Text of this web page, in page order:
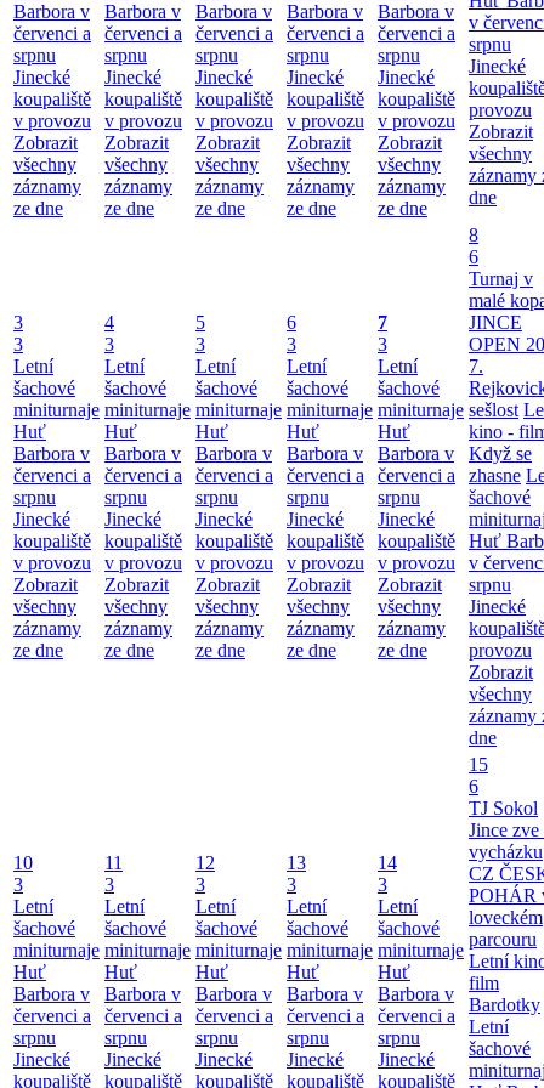
Barbora v
červenci a
srpnu
Jinecké
koupaliště
v provozu
Zobrazit
všechny
záznamy
ze dne
Barbora v
červenci a
srpnu
Jinecké
koupaliště
v provozu
Zobrazit
všechny
záznamy
ze dne
Barbora v
červenci a
srpnu
Jinecké
koupaliště
v provozu
Zobrazit
všechny
záznamy
ze dne
Barbora v
červenci a
srpnu
Jinecké
koupaliště
v provozu
Zobrazit
všechny
záznamy
ze dne
Barbora v
červenci a
srpnu
Jinecké
koupaliště
v provozu
Zobrazit
všechny
záznamy
ze dne
v
srpnu
Jinecké
provozu
Zobrazit
všechny
záznamy
dne
3
3
Letní
šachové
miniturnaje
Huť
Barbora v
červenci a
srpnu
Jinecké
koupaliště
v provozu
Zobrazit
všechny
záznamy
ze dne
4
3
Letní
šachové
miniturnaje
Huť
Barbora v
červenci a
srpnu
Jinecké
koupaliště
v provozu
Zobrazit
všechny
záznamy
ze dne
5
3
Letní
šachové
miniturnaje
Huť
Barbora v
červenci a
srpnu
Jinecké
koupaliště
v provozu
Zobrazit
všechny
záznamy
ze dne
6
3
Letní
šachové
miniturnaje
Huť
Barbora v
červenci a
srpnu
Jinecké
koupaliště
v provozu
Zobrazit
všechny
záznamy
ze dne
7
3
Letní
šachové
miniturnaje
Huť
Barbora v
červenci a
srpnu
Jinecké
koupaliště
v provozu
Zobrazit
všechny
záznamy
ze dne
8
6
Turnaj v
malé
JINCE
OPEN
7.
sešlost
kino -
Když se
zhasne
šachové
Huť
v
srpnu
Jinecké
provozu
Zobrazit
všechny
záznamy
dne
10
3
Letní
šachové
miniturnaje
Huť
Barbora v
červenci a
srpnu
Jinecké
koupaliště
11
3
Letní
šachové
miniturnaje
Huť
Barbora v
červenci a
srpnu
Jinecké
koupaliště
12
3
Letní
šachové
miniturnaje
Huť
Barbora v
červenci a
srpnu
Jinecké
koupaliště
13
3
Letní
šachové
miniturnaje
Huť
Barbora v
červenci a
srpnu
Jinecké
koupaliště
14
3
Letní
šachové
miniturnaje
Huť
Barbora v
červenci a
srpnu
Jinecké
koupaliště
15
6
TJ Sokol
Jince zve
vycházku
CZ
POHÁR
loveckém
parcouru
Letní
film
Bardotky
Letní
šachové